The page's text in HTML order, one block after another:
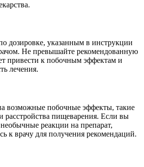
дозировке, указанным в инструкции
Не превышайте рекомендованную
привести к побочным эффектам и
лечения.
возможные побочные эффекты, такие
расстройства пищеварения. Если вы
реакции на препарат,
к врачу для получения рекомендаций.